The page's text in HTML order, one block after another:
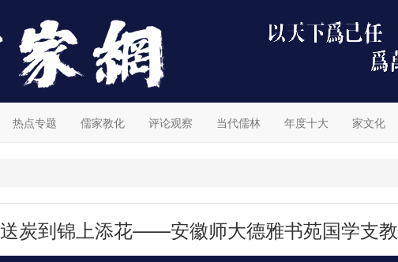
热点专题 儒家教化 评论观察 当代儒林 年度十大 家文化
炭到锦上添花——安徽师大德雅书苑国学支教